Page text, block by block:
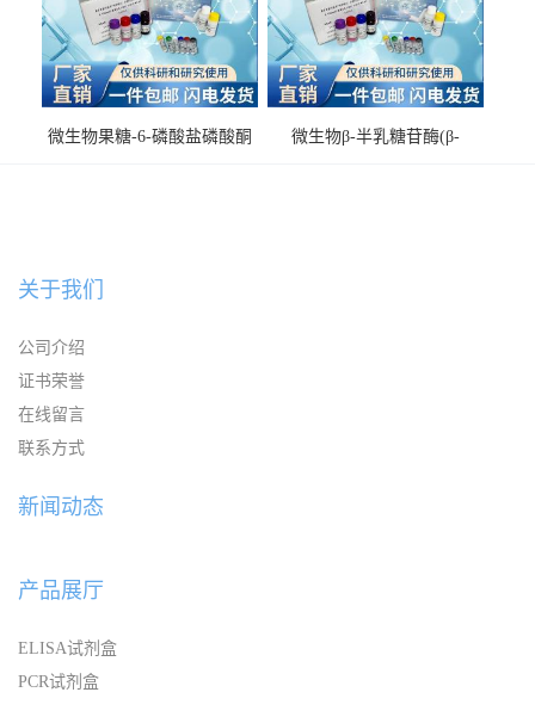
微生物果糖-6-磷酸盐磷酸酮
微生物β-半乳糖苷酶(β-
关于我们
公司介绍
证书荣誉
在线留言
联系方式
新闻动态
产品展厅
ELISA试剂盒
PCR试剂盒